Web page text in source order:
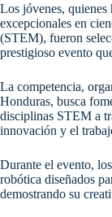
Los jóvenes, quienes
excepcionales en
(STEM), fueron
prestigioso evento
La competencia,
Honduras, busca
disciplinas STEM a
innovación y el
Durante el evento,
robótica diseñados
demostrando su